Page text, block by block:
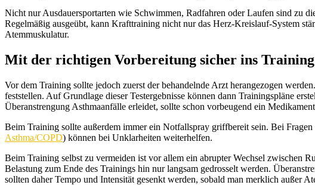
Nicht nur Ausdauersportarten wie Schwimmen, Radfahren oder Laufen sind zu
Regelmäßig ausgeübt, kann Krafttraining nicht nur das Herz-Kreislauf-System
Atemmuskulatur.
Mit der richtigen Vorbereitung sicher ins Training
Vor dem Training sollte jedoch zuerst der behandelnde Arzt herangezogen
feststellen. Auf Grundlage dieser Testergebnisse können dann Trainingspläne
Überanstrengung Asthmaanfälle erleidet, sollte schon vorbeugend ein
Beim Training sollte außerdem immer ein Notfallspray griffbereit sein. Bei
Asthma/COPD) können bei Unklarheiten weiterhelfen.
Beim Training selbst zu vermeiden ist vor allem ein abrupter Wechsel zwischen
Belastung zum Ende des Trainings hin nur langsam gedrosselt werden.
sollten daher Tempo und Intensität gesenkt werden, sobald man merklich außer